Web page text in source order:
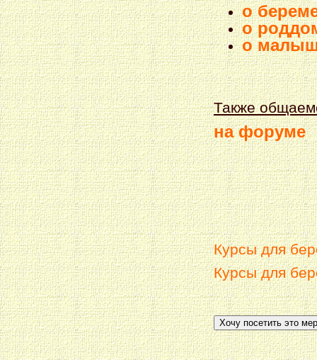
о
о
о
Также
на форуме
Курсы для
Курсы для
Хочу посетить это